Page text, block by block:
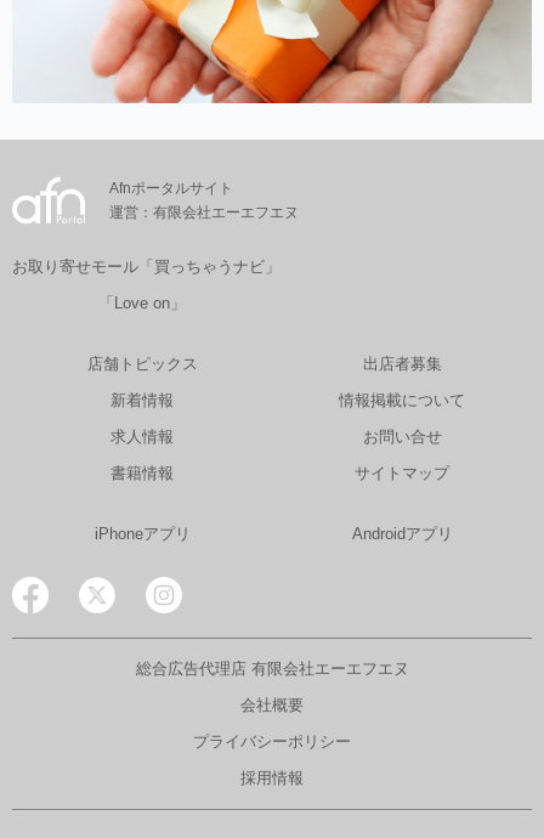
Afnポータルサイト
運営：有限会社エーエフエヌ
お取り寄せモール「買っちゃうナビ」
「Love on」
店舗トピックス
新着情報
求人情報
書籍情報
出店者募集
情報掲載について
お問い合せ
サイトマップ
iPhoneアプリ Androidアプリ
総合広告代理店 有限会社エーエフエヌ
会社概要
プライバシーポリシー
採用情報